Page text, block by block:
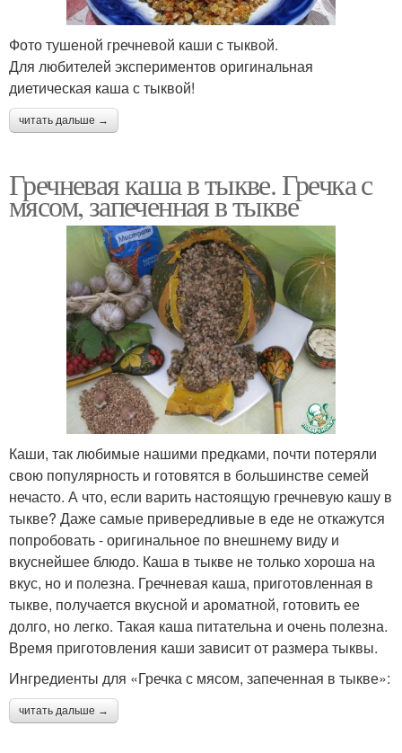
Фото тушеной гречневой каши с тыквой.
Для любителей экспериментов оригинальная
диетическая каша с тыквой!
читать дальше →
Гречневая каша в тыкве. Гречка с
мясом, запеченная в тыкве
Каши, так любимые нашими предками, почти потеряли
свою популярность и готовятся в большинстве семей
нечасто. А что, если варить настоящую гречневую кашу в
тыкве? Даже самые привередливые в еде не откажутся
попробовать - оригинальное по внешнему виду и
вкуснейшее блюдо. Каша в тыкве не только хороша на
вкус, но и полезна. Гречневая каша, приготовленная в
тыкве, получается вкусной и ароматной, готовить ее
долго, но легко. Такая каша питательна и очень полезна.
Время приготовления каши зависит от размера тыквы.
Ингредиенты для «Гречка с мясом, запеченная в тыкве»:
читать дальше →